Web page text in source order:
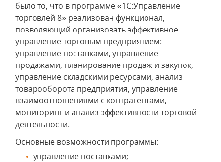
было то, что в программе «1С:Управление
торговлей 8» реализован функционал,
позволяющий организовать эффективное
управление торговым предприятием:
управление поставками, управление
продажами, планирование продаж и закупок,
управление складскими ресурсами, анализ
товарооборота предприятия, управление
взаимоотношениями с контрагентами,
мониторинг и анализ эффективности торговой
деятельности.
Основные возможности программы:
управление поставками;